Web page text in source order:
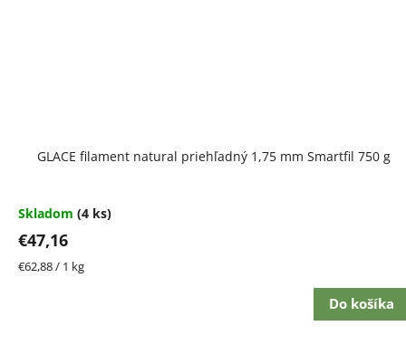
GLACE filament natural priehľadný 1,75 mm Smartfil 750 g
Skladom (4 ks)
€47,16
Jednotková
€62,88 / 1 kg
Do košíka